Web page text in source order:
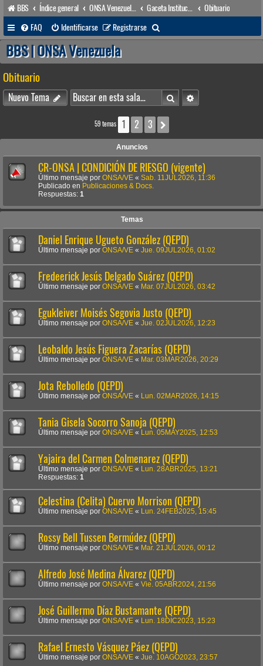
BBS Índice general ONSA Venezuela (acceso público)
Obituario
FAQ
Identificarse Registrarse
u
a
r
BBS | ONSA Venezuela
Obituario
Nuevo Tema BuscarBúsqueda avanzada
59 temas 1 2 3
Anuncios
CR-ONSA | CONDICIÓN DE RIESGO (vigente)
Último mensaje por ONSA/VE « Sab. 11JUL2026, 11:36
Publicado en Publicaciones & Docs.
Respuestas: 1
Temas
Daniel Enrique Ugueto González (QEPD)
Último mensaje por ONSA/VE « Jue. 09JUL2026, 01:02
Fredeerick Jesús Delgado Suárez (QEPD)
Último mensaje por ONSA/VE « Mar. 07JUL2026, 03:42
Egukleiver Moisés Segovia Justo (QEPD)
Último mensaje por ONSA/VE « Jue. 02JUL2026, 12:23
Leobaldo Jesús Figuera Zacarías (QEPD)
Último mensaje por ONSA/VE « Mar. 03MAR2026, 20:29
Jota Rebolledo (QEPD)
Último mensaje por ONSA/VE « Lun. 02MAR2026, 14:15
Tania Gisela Socorro Sanoja (QEPD)
Último mensaje por ONSA/VE « Lun. 05MAY2025, 12:53
Yajaira del Carmen Colmenarez (QEPD)
Último mensaje por ONSA/VE «
Lun. 28ABR2025, 13:21
Respuestas: 1
Celestina (Celita) Cuervo Morrison (QEPD)
Último mensaje por ONSA/VE « Lun. 24FEB2025, 15:45
Rossy Bell Tussen Bermúdez (QEPD)
Último mensaje por ONSA/VE « Mar. 21JUL2026, 00:12
Alfredo José Medina Álvarez (QEPD)
Último mensaje por ONSA/VE « Vie. 05ABR2024, 21:56
José Guillermo Díaz Bustamante (QEPD)
Último mensaje por ONSA/VE « Lun. 18DIC2023, 15:23
Rafael Ernesto Vásquez Páez (QEPD)
Último mensaje por ONSA/VE « Jue. 10AGO2023, 23:57